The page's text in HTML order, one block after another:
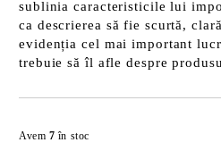
sublinia caracteristicile lui
ca descrierea să fie scurtă,
evidenția cel mai important
trebuie să îl afle despre
Avem 7 în stoc